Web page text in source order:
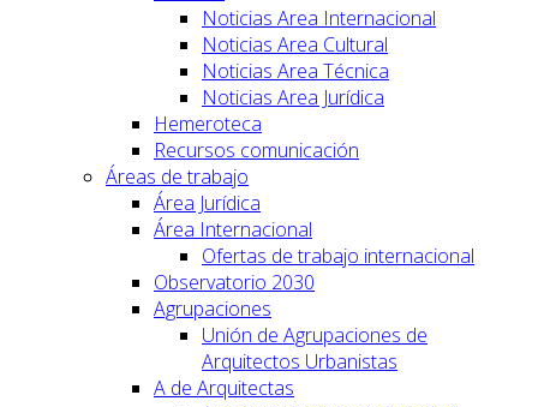
Noticias Area Internacional
Noticias Area Cultural
Noticias Area Técnica
Noticias Area Jurídica
Hemeroteca
Recursos comunicación
Áreas de trabajo
Área Jurídica
Área Internacional
Ofertas de trabajo internacional
Observatorio 2030
Agrupaciones
Unión de Agrupaciones de
Arquitectos Urbanistas
A de Arquitectas